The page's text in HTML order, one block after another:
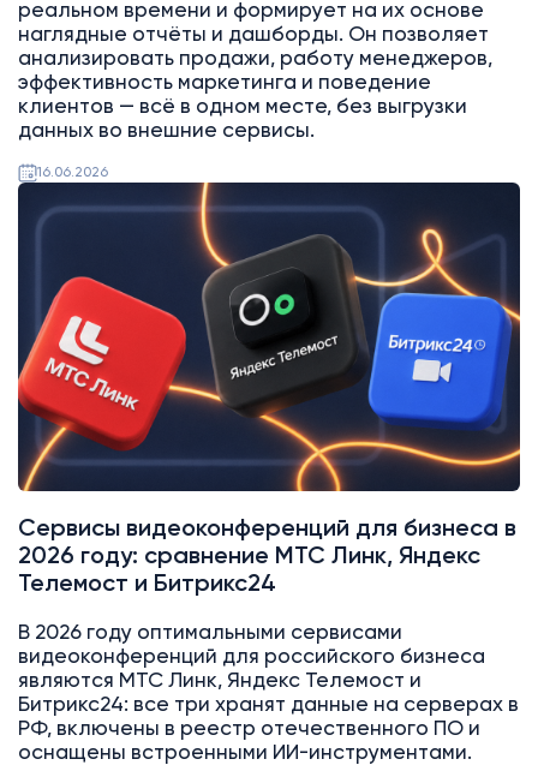
реальном времени и формирует на их основе
наглядные отчёты и дашборды. Он позволяет
анализировать продажи, работу менеджеров,
эффективность маркетинга и поведение
клиентов — всё в одном месте, без выгрузки
данных во внешние сервисы.
16.06.2026
Битрикс24
Сервисы видеоконференций для бизнеса в
2026 году: сравнение МТС Линк, Яндекс
Телемост и Битрикс24
В 2026 году оптимальными сервисами
видеоконференций для российского бизнеса
являются МТС Линк, Яндекс Телемост и
Битрикс24: все три хранят данные на серверах в
РФ, включены в реестр отечественного ПО и
оснащены встроенными ИИ-инструментами.